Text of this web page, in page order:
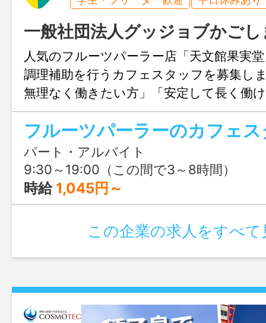
一般社団法人グッジョブかごし
人気のフルーツパーラー店「天文館果実
調理補助を行うカフェスタッフを募集し
無理なく働きたい方」「安定して長く働
バイトをお探しの方」におすすめ！未経
でき、おしゃれなカフェで楽しく働けま
に撮りたくなるスイーツに囲まれながら
日モチベーションもアップ♪スイーツ好
割もあります！
フルーツパーラーのカフェ
パート・アルバイト
9:30～19:00（この間で3～8時間）
時給 1,045円～
この企業の求人をすべて